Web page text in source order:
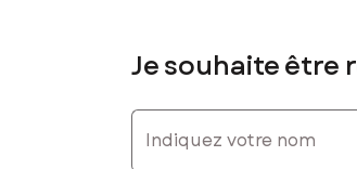
Je souhaite être
Indiquez votre nom